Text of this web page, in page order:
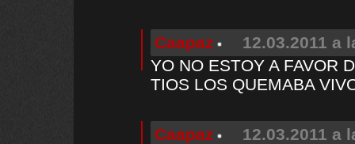
Caapaz
12.03.2011 a
YO NO ESTOY A FAVOR
TIOS LOS QUEMABA
Caapaz
12.03.2011 a